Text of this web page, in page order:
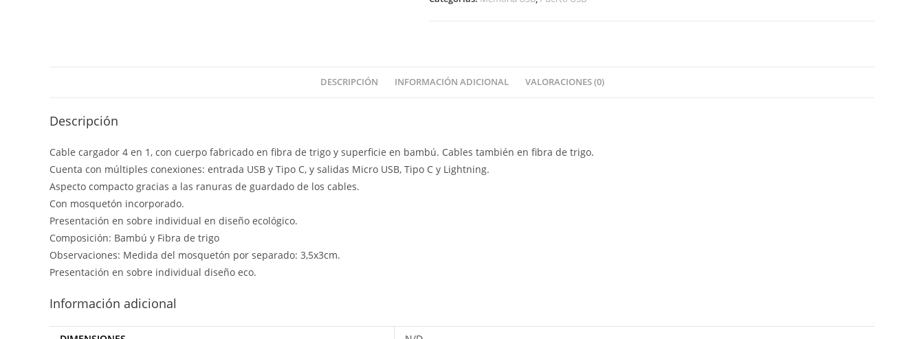
DESCRIPCIÓN INFORMACIÓN ADICIONAL VALORACIONES (0)
Descripción
Cable cargador 4 en 1, con cuerpo fabricado en fibra de trigo y superficie en bambú. Cables también en fibra de trigo.
Cuenta con múltiples conexiones: entrada USB y Tipo C, y salidas Micro USB, Tipo C y Lightning.
Aspecto compacto gracias a las ranuras de guardado de los cables.
Con mosquetón incorporado.
Presentación en sobre individual en diseño ecológico.
Composición: Bambú y Fibra de trigo
Observaciones: Medida del mosquetón por separado: 3,5x3cm.
Presentación en sobre individual diseño eco.
Información adicional